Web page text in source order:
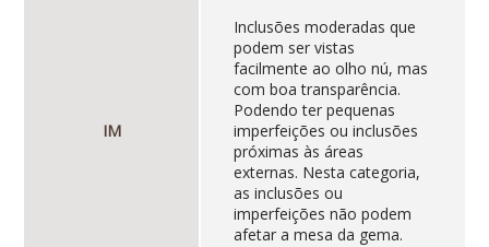
IM
Inclusões moderadas que
podem ser vistas
facilmente ao olho nú, mas
com boa transparência.
Podendo ter pequenas
imperfeições ou inclusões
próximas às áreas
externas. Nesta categoria,
as inclusões ou
imperfeições não podem
afetar a mesa da gema.